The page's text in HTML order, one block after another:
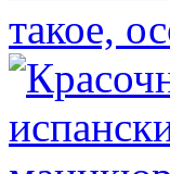
такое,